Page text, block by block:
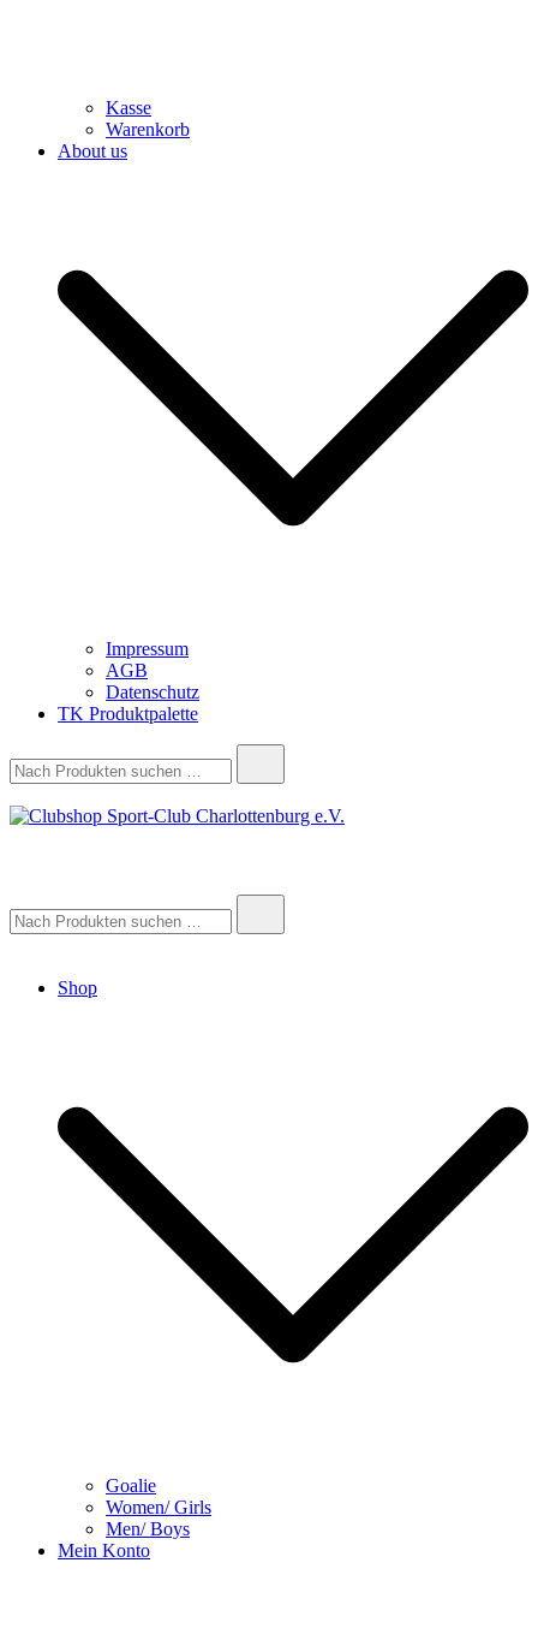
Kasse
Warenkorb
About us
Impressum
AGB
Datenschutz
TK Produktpalette
nach:
nach:
Shop
Goalie
Women/ Girls
Men/ Boys
Mein Konto